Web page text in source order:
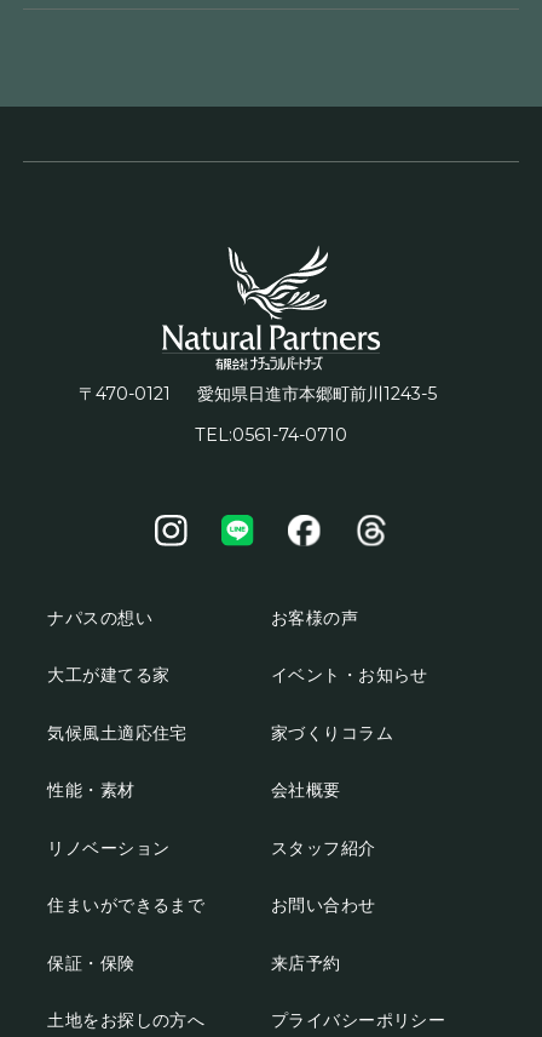
〒470-0121 愛知県日進市本郷町前川 1243-5
TEL:0561-74-0710
ナパスの想い
大工が建てる家
気候風土適応住宅
性能・素材
リノベーション
住まいができるまで
保証・保険
土地をお探しの方へ
お客様の声
イベント・お知らせ
家づくりコラム
会社概要
スタッフ紹介
お問い合わせ
来店予約
プライバシーポリシー